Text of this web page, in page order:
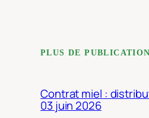
PLUS DE
Contrat miel :
03 juin 2026